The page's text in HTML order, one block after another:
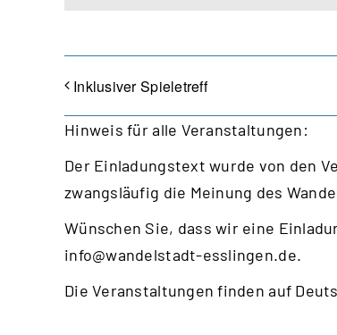
Inklusiver Spieletreff
Hinweis für alle Veranstaltungen:
Der Einladungstext wurde von den
zwangsläufig die Meinung des
Wünschen Sie, dass wir eine
info@wandelstadt-esslingen.de.
Die Veranstaltungen finden auf